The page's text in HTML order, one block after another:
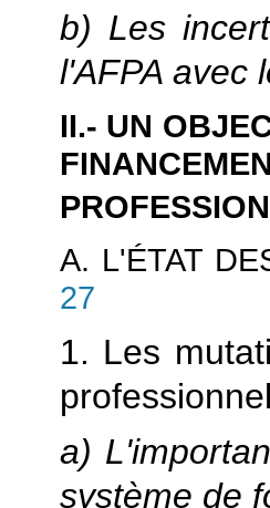
b) Les
l'AFPA avec
II.- UN
A. L'ÉTAT
27
1. Les
a)
système de